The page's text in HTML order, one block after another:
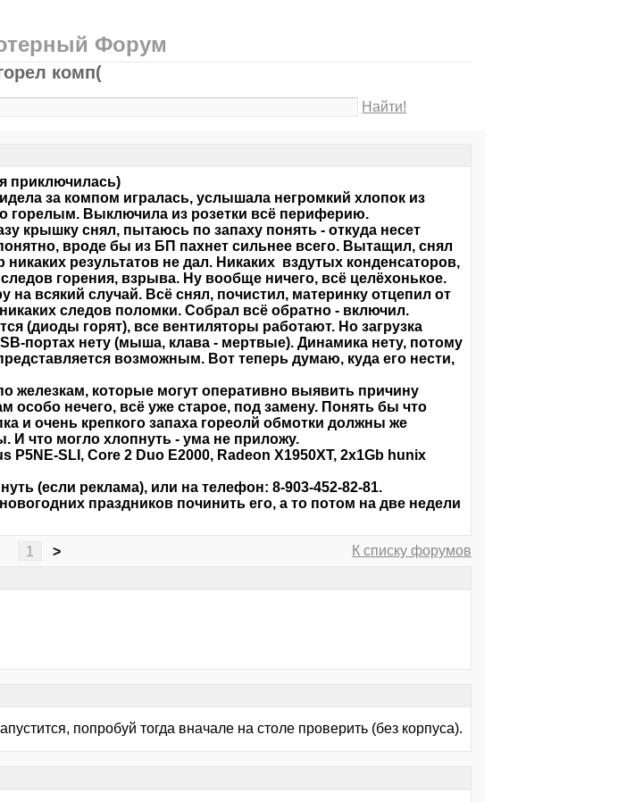
Форум
комп(
Найти!
приключилась)
за компом игралась, услышала негромкий хлопок из
горелым. Выключила из розетки всё периферию.
крышку снял, пытаюсь по запаху понять - откуда несет
вроде бы из БП пахнет сильнее всего. Вытащил, снял
результатов не дал. Никаких вздутых конденсаторов,
горения, взрыва. Ну вообще ничего, всё целёхонькое.
на всякий случай. Всё снял, почистил, материнку отцепил от
следов поломки. Собрал всё обратно - включил.
(диоды горят), все вентиляторы работают. Но загрузка
портах нету (мыша, клава - мертвые). Динамика нету, потому
возможным. Вот теперь думаю, куда его нести,
железкам, которые могут оперативно выявить причину
особо нечего, всё уже старое, под замену. Понять бы что
и очень крепкого запаха гореолй обмотки должны же
И что могло хлопнуть - ума не приложу.
P5NE-SLI, Core 2 Duo E2000, Radeon X1950XT, 2x1Gb hunix
(если реклама), или на телефон: 8-903-452-82-81.
праздников починить его, а то потом на две недели
1 >
К списку форумов
попробуй тогда вначале на столе проверить (без корпуса).